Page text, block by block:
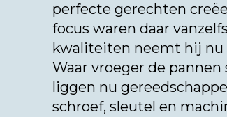
perfecte gerechten
focus waren daar
kwaliteiten neemt hij nu
Waar vroeger de
liggen nu
schroef, sleutel en